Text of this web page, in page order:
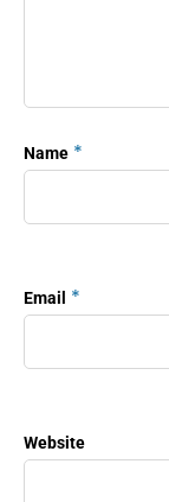
Name *
Email *
Website